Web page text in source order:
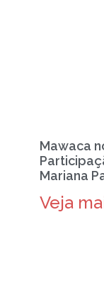
Mawaca
Mariana
Veja